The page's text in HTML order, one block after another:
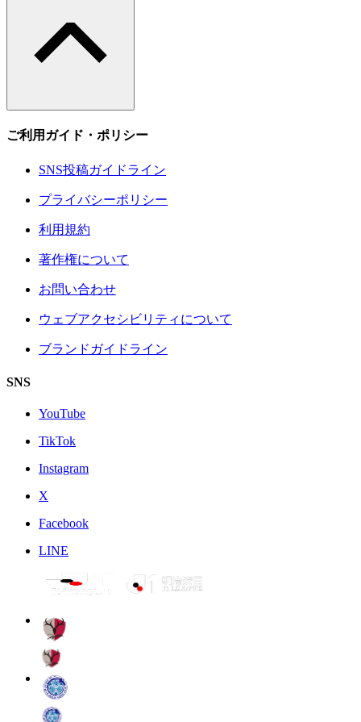
ご利用ガイド・ポリシー
SNS投稿ガイドライン
プライバシーポリシー
利用規約
著作権について
お問い合わせ
ウェブアクセシビリティについて
ブランドガイドライン
SNS
YouTube
TikTok
Instagram
X
Facebook
LINE